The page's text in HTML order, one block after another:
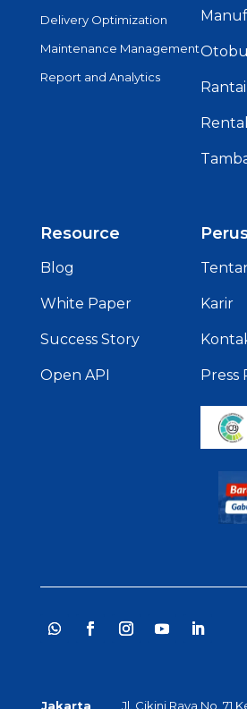
Delivery Optimization
Maintenance Management
Report and Analytics
Resource
Blog
White Paper
Success Story
Open API
Karir
Press
Jakarta Jl. Cikini Raya No. 71